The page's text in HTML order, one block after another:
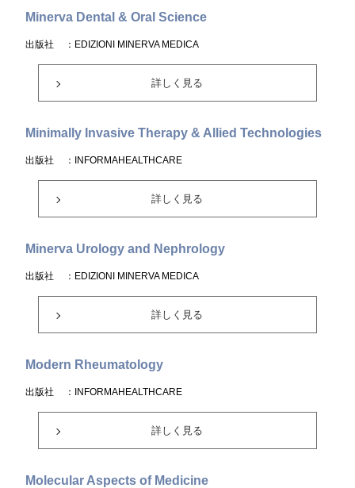
Minerva Dental & Oral Science
出版社 ：EDIZIONI MINERVA MEDICA
詳しく見る
Minimally Invasive Therapy & Allied Technologies
出版社 ：INFORMAHEALTHCARE
詳しく見る
Minerva Urology and Nephrology
出版社 ：EDIZIONI MINERVA MEDICA
詳しく見る
Modern Rheumatology
出版社 ：INFORMAHEALTHCARE
詳しく見る
Molecular Aspects of Medicine